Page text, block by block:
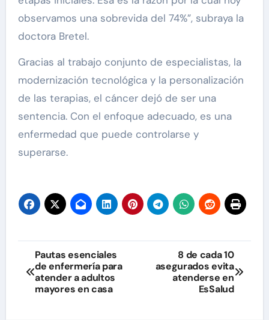
observamos una sobrevida del 74%”, subraya la
doctora Bretel.
Gracias al trabajo conjunto de especialistas, la
modernización tecnológica y la personalización
de las terapias, el cáncer dejó de ser una
sentencia. Con el enfoque adecuado, es una
enfermedad que puede controlarse y
superarse.
Navegación
de
entradas
Pautas esenciales
de enfermería para
atender a adultos
mayores en casa
8 de cada 10
asegurados evita
atenderse en
EsSalud